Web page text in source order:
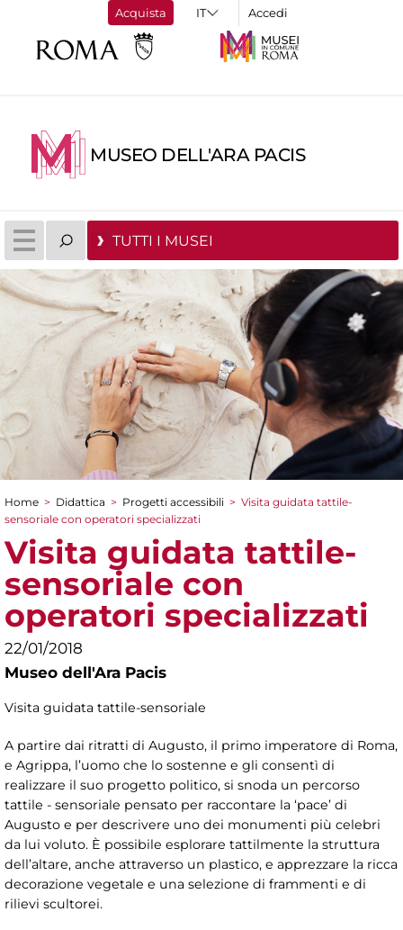
Acquista Accedi
MUSEO DELL'ARA PACIS
TUTTI I MUSEI
Tu sei qui
Home > Didattica > Progetti accessibili > Visita guidata tattile-
sensoriale con operatori specializzati
Visita guidata tattile-
sensoriale con
operatori specializzati
22/01/2018
Museo dell'Ara Pacis
Visita guidata tattile-sensoriale
A partire dai ritratti di Augusto, il primo imperatore di Roma,
e Agrippa, l’uomo che lo sostenne e gli consentì di
realizzare il suo progetto politico, si snoda un percorso
tattile - sensoriale pensato per raccontare la ‘pace’ di
Augusto e per descrivere uno dei monumenti più celebri
da lui voluto. È possibile esplorare tattilmente la struttura
dell’altare, anche attraverso un plastico, e apprezzare la ricca
decorazione vegetale e una selezione di frammenti e di
rilievi scultorei.